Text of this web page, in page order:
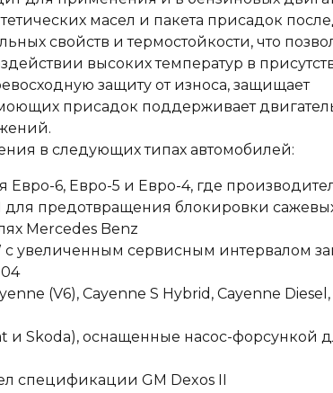
масел и пакета присадок
свойств и термостойкости, что
высоких температур в
защиту от износа, защищает
присадок поддерживает
в следующих типах автомобилей:
6, Евро-5 и Евро-4, где
для предотвращения блокировки
Mercedes Benz
увеличенным сервисным интервалом
(V6), Cayenne S Hybrid, Cayenne Diesel,
и Skoda), оснащенные насос-форсункой
спецификации GM Dexos II